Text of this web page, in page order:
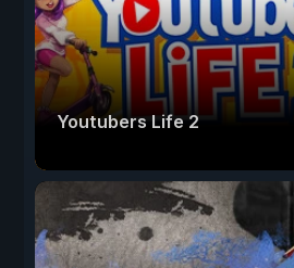
Youtubers Life 2